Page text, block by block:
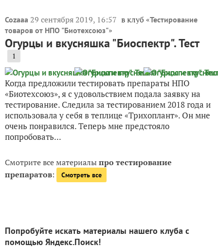
Cozaaa 29 сентября 2019, 16:57 в клуб «Тестирование
товаров от НПО "Биотехсоюз"»
Огурцы и вкусняшка "Биоспектр". Тест
1
Когда предложили тестировать препараты НПО
«Биотехсоюз», я с удовольствием подала заявку на
тестирование. Следила за тестированием 2018 года и
использовала у себя в теплице «Трихоплант». Он мне
очень понравился. Теперь мне предстояло
попробовать...
Смотрите все материалыпро тестирование
препаратов: Смотреть все
Попробуйте искать материалы нашего клуба с
помощью Яндекс.Поиск!